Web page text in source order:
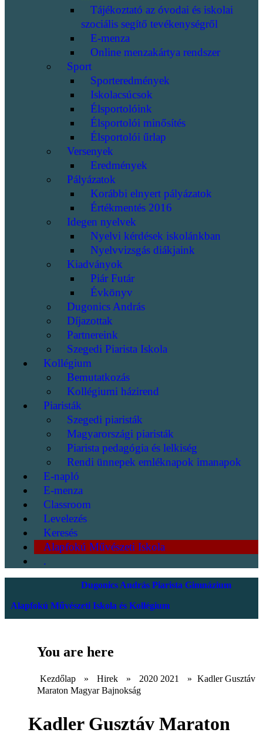
Tájékoztató az óvodai és iskolai
szociális segítő tevékenységről
E-menza
Online menzakártya rendszer
Sport
Sporteredmények
Iskolacsúcsok
Élsportolóink
Élsportolói minősítés
Élsportolói űrlap
Versenyek
Eredmények
Pályázatok
Korábbi elnyert pályázatok
Értékmentés 2016
Idegen nyelvek
Nyelvi kérdések iskolánkban
Nyelvvizsgás diákjaink
Kiadványok
Piár Futár
Évkönyv
Dugonics András
Díjazottak
Partnereink
Szegedi Piarista Iskola
Kollégium
Bemutatkozás
Kollégiumi házirend
Piaristák
Szegedi piaristák
Magyarországi piaristák
Piarista pedagógia és lelkiség
Rendi ünnepek emléknapok imanapok
E-napló
E-menza
Classroom
Levelezés
Keresés
Alapfokú Művészeti Iskola
.
Dugonics András Piarista Gimnázium
Alapfokú Művészeti Iskola és Kollégium
You are here
Kezdőlap » Hirek » 2020 2021 » Kadler Gusztáv
Maraton Magyar Bajnokság
Kadler Gusztáv Maraton